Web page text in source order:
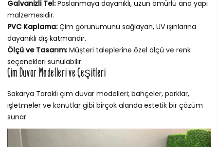
Galvanizli Tel:Paslanmaya dayanıklı, uzun ömürlü ana yapı
malzemesidir.
PVC Kaplama:Çim görünümünü sağlayan, UV ışınlarına
dayanıklı dış katmandır.
Ölçü ve Tasarım:Müşteri taleplerine özel ölçü ve renk
seçenekleri sunulabilir.
Çim Duvar Modelleri ve Çeşitleri
Sakarya Taraklı çim duvar modelleri; bahçeler, parklar,
işletmeler ve konutlar gibi birçok alanda estetik bir çözüm
sunar.